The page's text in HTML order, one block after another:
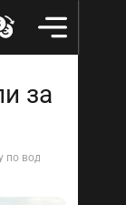
за
воде у пляжа